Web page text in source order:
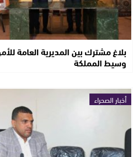
بلاغ مشترك بين المديرية العامة
وسيط المملكة
أخبار الصحراء